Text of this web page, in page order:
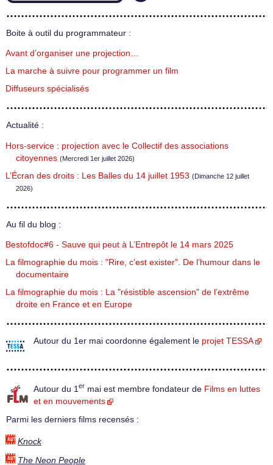
Boite à outil du programmateur :
Avant d’organiser une projection…
La marche à suivre pour programmer un film
Diffuseurs spécialisés
Actualité :
Hors-service : projection avec le Collectif des associations
citoyennes (Mercredi 1er juillet 2026)
L’Écran des droits : Les Balles du 14 juillet 1953 (Dimanche 12 juillet
2026)
Au fil du blog :
Bestofdoc#6 - Sauve qui peut à L’Entrepôt le 14 mars 2025
La filmographie du mois : "Rire, c’est exister". De l’humour dans le
documentaire
La filmographie du mois : La "résistible ascension" de l’extrême
droite en France et en Europe
Autour du 1er mai coordonne également le projet TESSA
Autour du 1 er mai est membre fondateur de Films en luttes
et en mouvements
Parmi les derniers films recensés :
Knock
The Neon People